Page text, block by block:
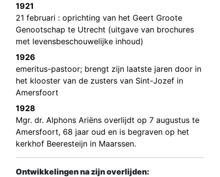
1921
21 februari : oprichting van het Geert Groote
Genootschap te Utrecht (uitgave van brochures
met levensbeschouwelijke inhoud)
1926
emeritus-pastoor; brengt zijn laatste jaren door in
het klooster van de zusters van Sint-Jozef in
Amersfoort
1928
Mgr. dr. Alphons Ariëns overlijdt op 7 augustus te
Amersfoort, 68 jaar oud en is begraven op het
kerkhof Beeresteijn in Maarssen.
Ontwikkelingen na zijn overlijden: